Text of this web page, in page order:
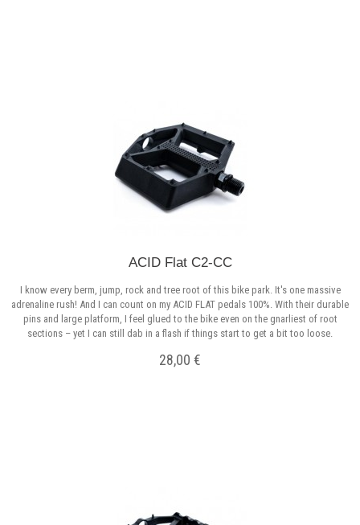
ACID Flat C2-CC
I know every berm, jump, rock and tree root of this bike park. It's one massive
adrenaline rush! And I can count on my ACID FLAT pedals 100%. With their durable
pins and large platform, I feel glued to the bike even on the gnarliest of root
sections – yet I can still dab in a flash if things start to get a bit too loose.
28,00 €